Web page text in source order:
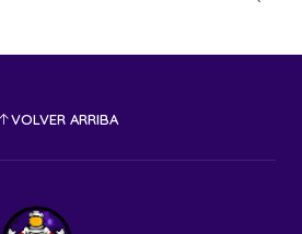
VOLVER ARRIBA